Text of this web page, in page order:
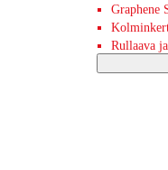
Graphene
Rullaava